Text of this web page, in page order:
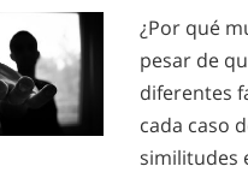
¿Por qué
pesar de
diferentes
cada caso
similitudes